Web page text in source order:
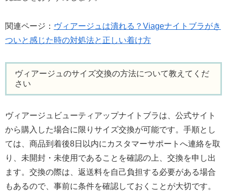
関連ページ： ヴィアージュは潰れる？Viageナイトブラがき
ついと感じた時の対処法と正しい着け方
ヴィアージュのサイズ交換の方法について教えてくだ
さい
ヴィアージュビューティアップナイトブラは、公式サイト
から購入した場合に限りサイズ交換が可能です。手順とし
ては、商品到着後8日以内にカスタマーサポートへ連絡を取
り、未開封・未使用であることを確認の上、交換を申し出
ます。交換の際は、返送料を自己負担する必要がある場合
もあるので、事前に条件を確認しておくことが大切です。